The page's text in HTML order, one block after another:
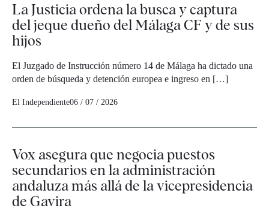
La Justicia ordena la busca y captura
del jeque dueño del Málaga CF y de sus
hijos
El Juzgado de Instrucción número 14 de Málaga ha dictado una
orden de búsqueda y detención europea e ingreso en […]
El Independiente06 / 07 / 2026
Vox asegura que negocia puestos
secundarios en la administración
andaluza más allá de la vicepresidencia
de Gavira